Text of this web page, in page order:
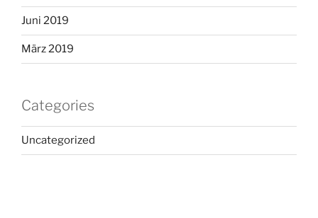
Juni 2019
März 2019
Categories
Uncategorized